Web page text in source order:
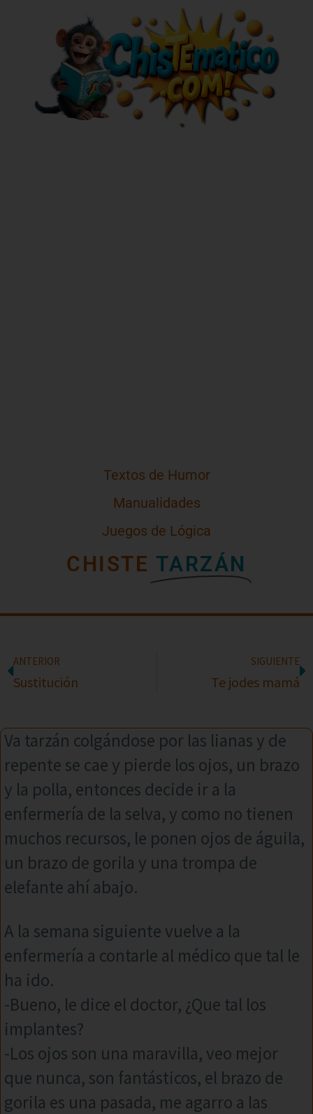
Textos de Humor
Manualidades
Juegos de Lógica
CHISTE TARZÁN
ANTERIOR
Sustitución
SIGUIENTE
Te jodes mamá
Va tarzán colgándose por las lianas y de
repente se cae y pierde los ojos, un brazo
y la polla, entonces decide ir a la
enfermería de la selva, y como no tienen
muchos recursos, le ponen ojos de águila,
un brazo de gorila y una trompa de
elefante ahí abajo.
A la semana siguiente vuelve a la
enfermería a contarle al médico que tal le
ha ido.
-Bueno, le dice el doctor, ¿Que tal los
implantes?
-Los ojos son una maravilla, veo mejor
que nunca, son fantásticos, el brazo de
gorila es una pasada, me agarro a las